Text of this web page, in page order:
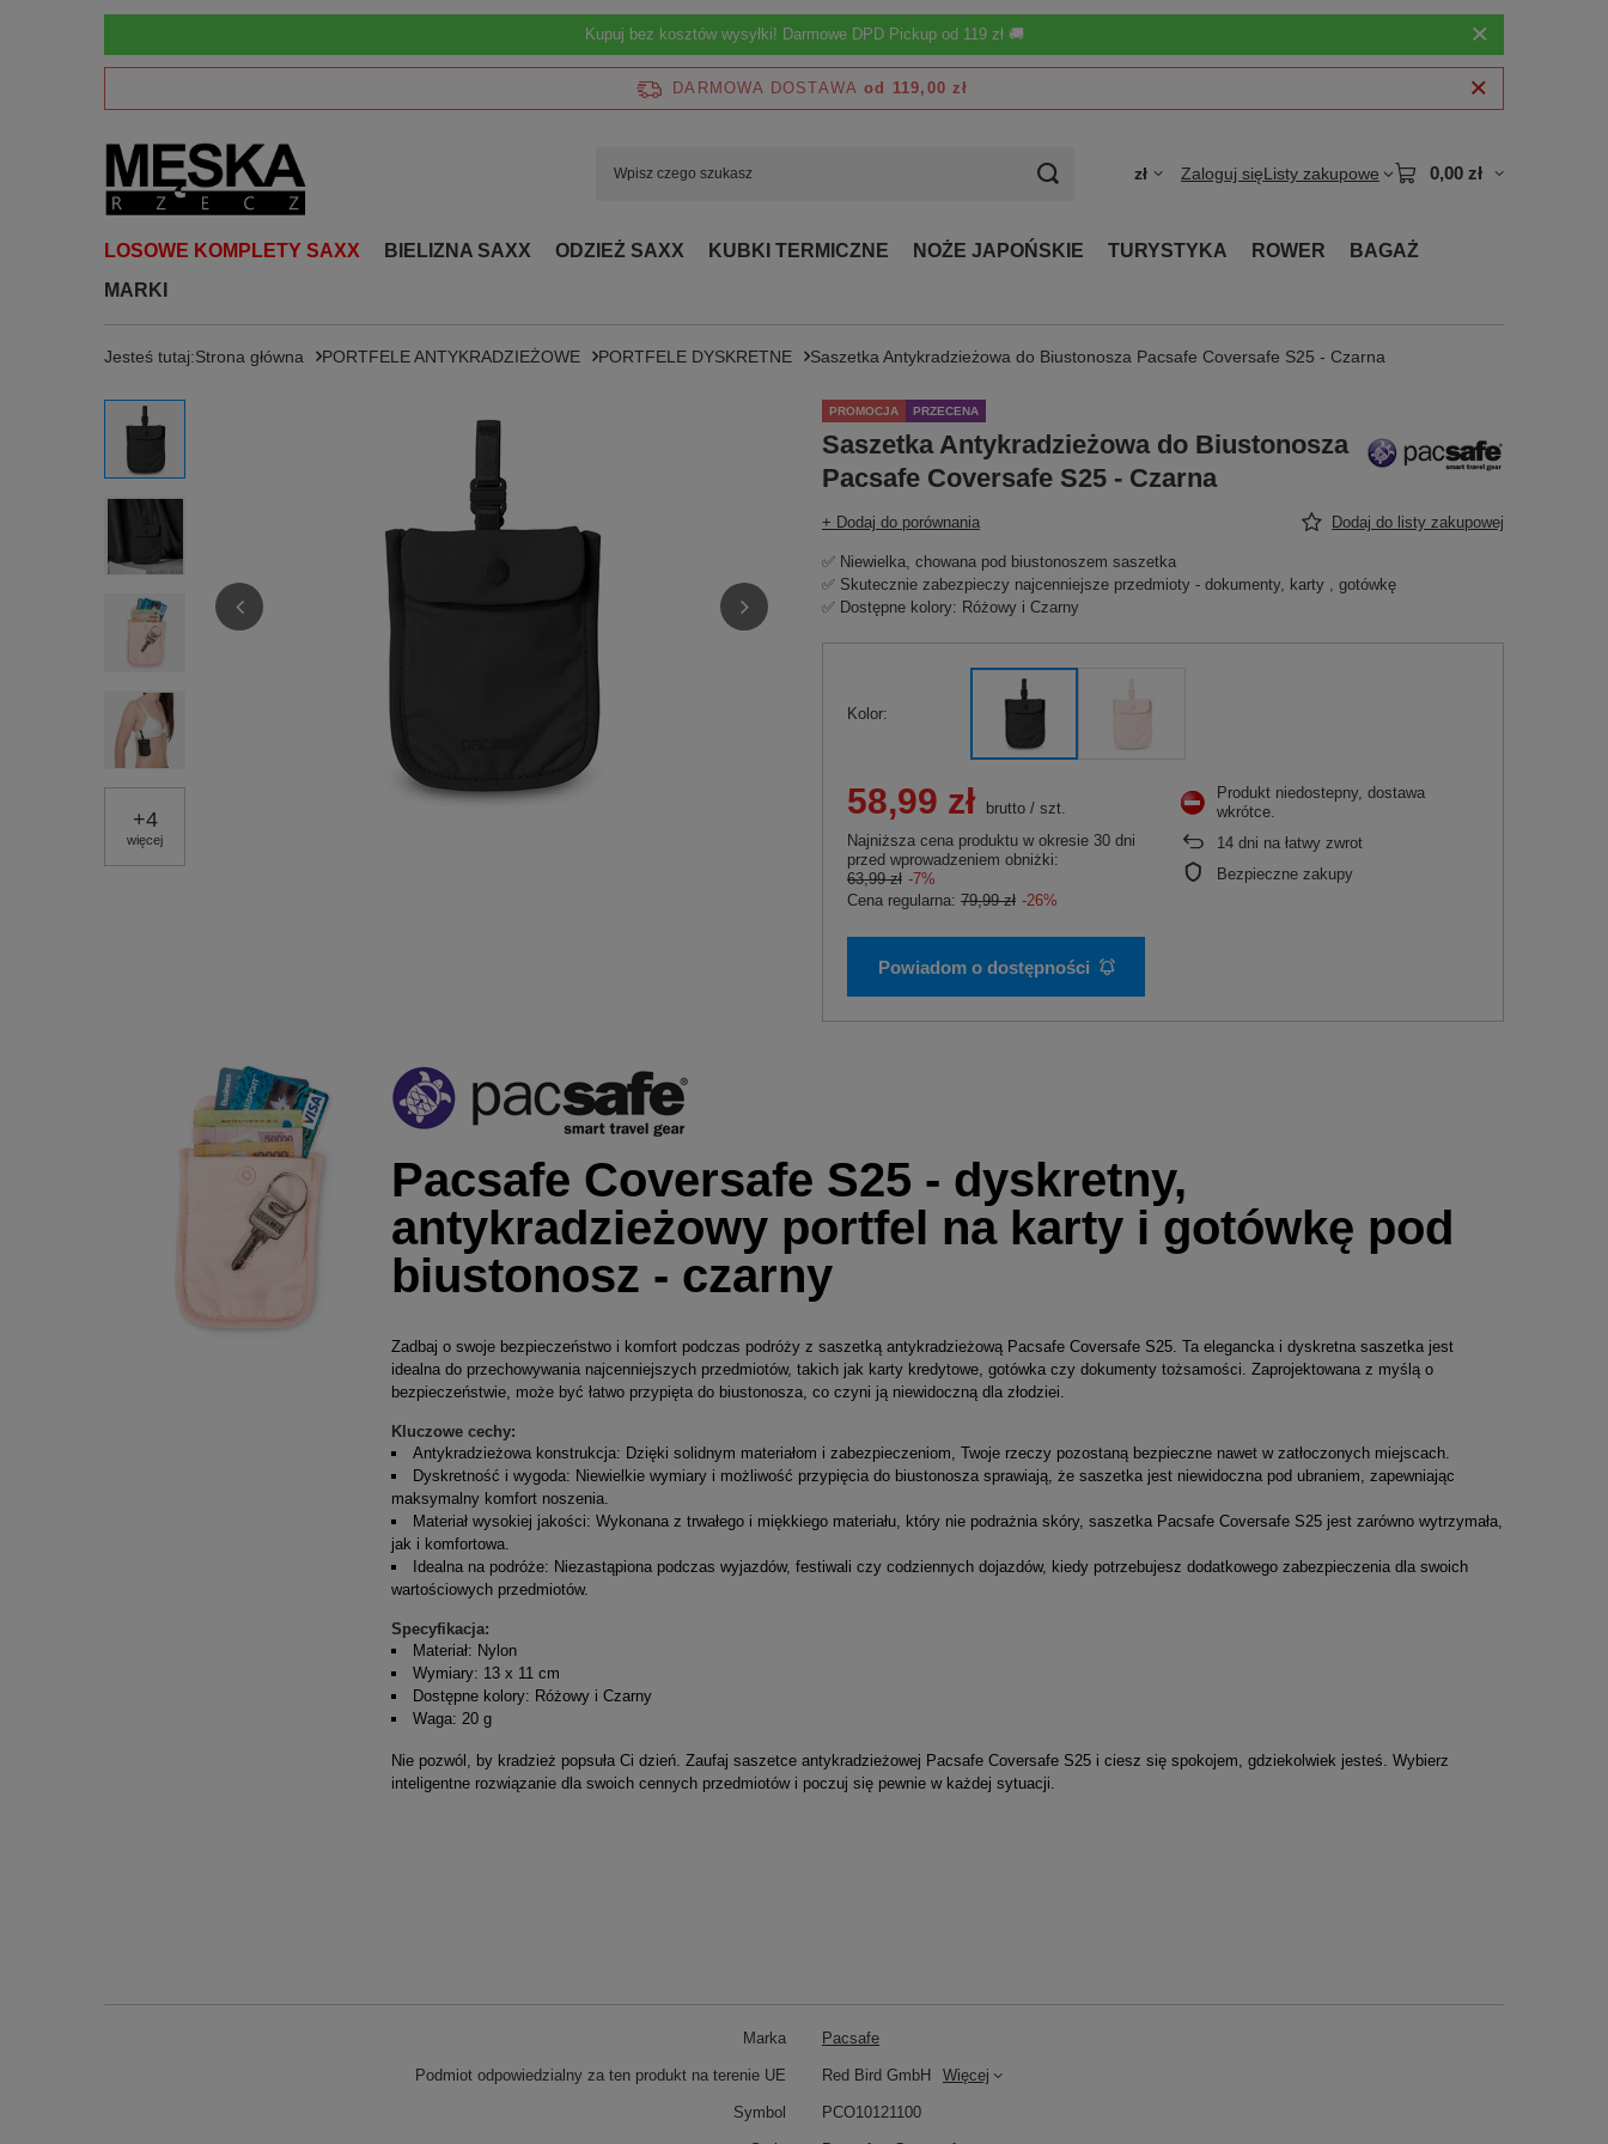
Kupuj bez kosztów wysyłki! Darmowe DPD Pickup od 119 zł 🚚
DARMOWA DOSTAWA od 119,00 zł
zł Zaloguj sięListy zakupowe 0,00 zł
LOSOWE KOMPLETY SAXX BIELIZNA SAXX ODZIEŻ SAXX KUBKI TERMICZNE NOŻE JAPOŃSKIE TURYSTYKA ROWER
BAGAŻ
MARKI
Jesteś tutaj:Strona główna PORTFELE ANTYKRADZIEŻOWE PORTFELE DYSKRETNE Saszetka Antykradzieżowa do Biustonosza Pacsafe Coversafe S25 - Czarna
+4
więcej
PROMOCJA PRZECENA
Saszetka Antykradzieżowa do Biustonosza
Pacsafe Coversafe S25 - Czarna
+ Dodaj do porównania Dodaj do listy zakupowej
✅ Niewielka, chowana pod biustonoszem saszetka
✅ Skutecznie zabezpieczy najcenniejsze przedmioty - dokumenty, karty , gotówkę
✅ Dostępne kolory: Różowy i Czarny
Kolor
58,99 zł brutto / szt.
Najniższa cena produktu w okresie 30 dni
przed wprowadzeniem obniżki:
63,99 zł -7%
Cena regularna: 79,99 zł -26%
Powiadom o dostępności
Produkt niedostepny, dostawa
wkrótce
14 dni na łatwy zwrot
Bezpieczne zakupy
Pacsafe Coversafe S25 - dyskretny,
antykradzieżowy portfel na karty i gotówkę pod
biustonosz - czarny
Zadbaj o swoje bezpieczeństwo i komfort podczas podróży z saszetką antykradzieżową Pacsafe Coversafe S25. Ta elegancka i dyskretna saszetka jest
idealna do przechowywania najcenniejszych przedmiotów, takich jak karty kredytowe, gotówka czy dokumenty tożsamości. Zaprojektowana z myślą o
bezpieczeństwie, może być łatwo przypięta do biustonosza, co czyni ją niewidoczną dla złodziei.
Kluczowe cechy:
Antykradzieżowa konstrukcja: Dzięki solidnym materiałom i zabezpieczeniom, Twoje rzeczy pozostaną bezpieczne nawet w zatłoczonych miejscach.
Dyskretność i wygoda: Niewielkie wymiary i możliwość przypięcia do biustonosza sprawiają, że saszetka jest niewidoczna pod ubraniem, zapewniając
maksymalny komfort noszenia.
Materiał wysokiej jakości: Wykonana z trwałego i miękkiego materiału, który nie podrażnia skóry, saszetka Pacsafe Coversafe S25 jest zarówno wytrzymała,
jak i komfortowa.
Idealna na podróże: Niezastąpiona podczas wyjazdów, festiwali czy codziennych dojazdów, kiedy potrzebujesz dodatkowego zabezpieczenia dla swoich
wartościowych przedmiotów.
Specyfikacja:
Materiał: Nylon
Wymiary: 13 x 11 cm
Dostępne kolory: Różowy i Czarny
Waga: 20 g
Nie pozwól, by kradzież popsuła Ci dzień. Zaufaj saszetce antykradzieżowej Pacsafe Coversafe S25 i ciesz się spokojem, gdziekolwiek jesteś. Wybierz
inteligentne rozwiązanie dla swoich cennych przedmiotów i poczuj się pewnie w każdej sytuacji.
Marka Pacsafe
Podmiot odpowiedzialny za ten produkt na terenie UE Red Bird GmbH Więcej
Symbol PCO10121100